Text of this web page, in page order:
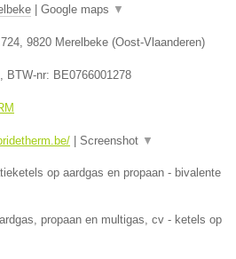
Google maps ▼
, 9820 Merelbeke (Oost-Vlaanderen)
, BTW-nr: BE0766001278
Screenshot ▼
op aardgas en propaan - bivalente
propaan en multigas, cv - ketels op